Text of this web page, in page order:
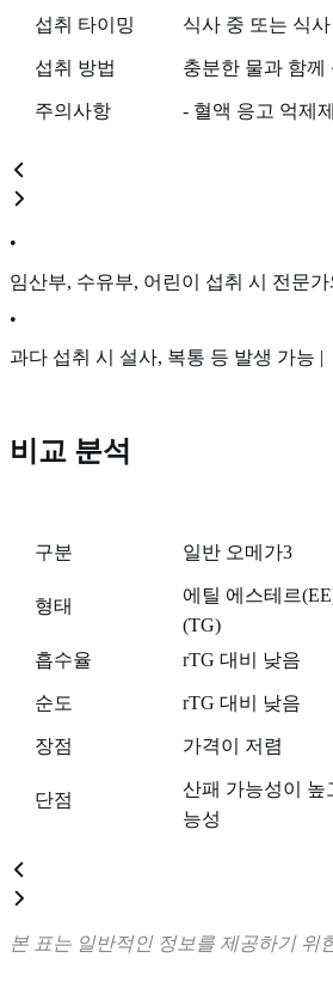
섭취 타이밍 식사 중 또는 식
섭취 방법 충분한 물과 함께
주의사항 - 혈액 응고 억제
•
임산부, 수유부, 어린이 섭취 시 전문
•
과다 섭취 시 설사, 복통 등 발생 가능 |
비교 분석
구분 일반 오메가3
형태
에틸 에스테르
(TG)
흡수율 rTG 대비 낮음
순도 rTG 대비 낮음
장점 가격이 저렴
단점
산패 가능성이 높
능성
본 표는 일반적인 정보를 제공하기 위